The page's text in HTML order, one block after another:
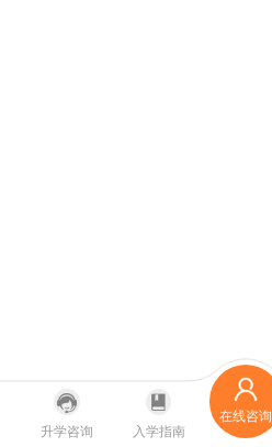
升学咨询 入学指南
在线咨询